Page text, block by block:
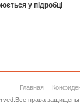
у підробці
Главная
права защищены.